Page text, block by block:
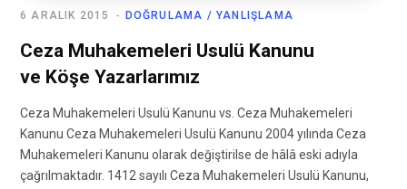
DOĞRULAMA / YANLIŞLAMA
6 ARALIK 2015
Ceza Muhakemeleri Usulü Kanunu
ve Köşe Yazarlarımız
Ceza Muhakemeleri Usulü Kanunu vs. Ceza Muhakemeleri
Kanunu Ceza Muhakemeleri Usulü Kanunu 2004 yılında Ceza
Muhakemeleri Kanunu olarak değiştirilse de hâlâ eski adıyla
çağrılmaktadır. 1412 sayılı Ceza Muhakemeleri Usulü Kanunu,